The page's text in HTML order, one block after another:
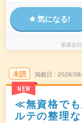
気になる!
派遣会社
未読
NEW
掲載日 2026/
≪無資格で
ルテの整理